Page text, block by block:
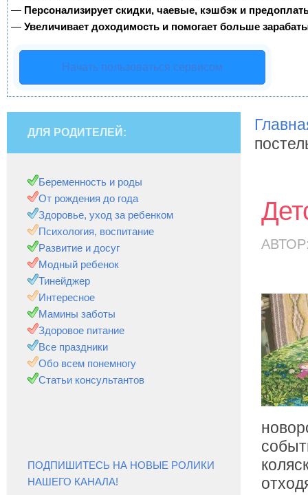
— Персонализирует скидки, чаевые, кэшбэк и
— Увеличивает доходимость и помогает больше
Начать пользоваться сервисом
ДЛЯ РОДИТЕЛЕЙ:
Беременность и роды
От рождения до года
Здоровье, уход за ребенком
Психология, воспитание
Развитие и досуг
Модный ребенок
Тинейджер
Интересное
Мамины заботы
Здоровое питание
Все праздники
Обо всем понемногу
Статьи консультантов
ПОДПИШИТЕСЬ НА НОВЫЕ РОЛИКИ
НАШЕГО КАНАЛА!